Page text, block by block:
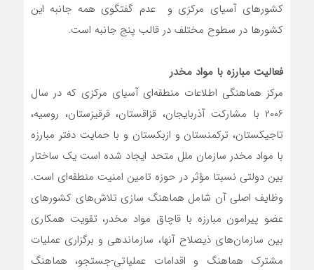
کشورهای آسیای مرکزی و عدم گفتگوی همه جانبه این
کشورها در سطوح مختلف در قالب پنج جانبه است.
فعالیت مبارزه با مواد مخدر
مرکز هماهنگی اطلاعات منطقه‌ای آسیای مرکزی که در سال
۲۰۰۶ با مشارکت آذربایجان، قزاقستان، قرقیزستان، روسیه،
تاجیکستان، ترکمنستان و ازبکستان و با حمایت دفتر مبارزه
با مواد مخدر سازمان ملل متحد ایجاد شده است یک ساختار
بین دولتی نسبتا مؤثر در حوزه تامین امنیت منطقه‌ای است.
وظایف اصلی آن شامل هماهنگ سازی تلاش‌های کشورهای
عضو پیرامون مبارزه با قاچاق مواد مخدر، تقویت همکاری
بین سازمان‌های ذیصلاح آنها، سازماندهی و برگزاری عملیات
مشترک هماهنگ و اقدامات عملیاتی-جستجو، هماهنگ